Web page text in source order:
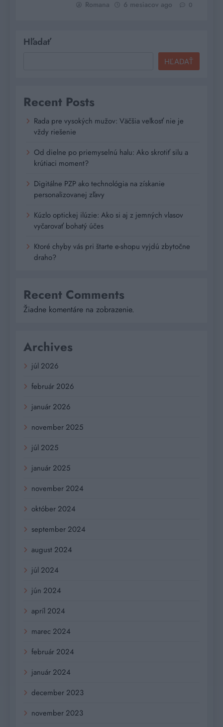
Romana 6 mesiacov ago 0
Hľadať
HĽADAŤ
Recent Posts
Rada pre vysokých mužov: Väčšia veľkosť nie je
vždy riešenie
Od dielne po priemyselnú halu: Ako skrotiť silu a
krútiaci moment?
Digitálne PZP ako technológia na získanie
personalizovanej zľavy
Kúzlo optickej ilúzie: Ako si aj z jemných vlasov
vyčarovať bohatý účes
Ktoré chyby vás pri štarte e-shopu vyjdú zbytočne
draho?
Recent Comments
Žiadne komentáre na zobrazenie.
Archives
júl 2026
február 2026
január 2026
november 2025
júl 2025
január 2025
november 2024
október 2024
september 2024
august 2024
júl 2024
jún 2024
apríl 2024
marec 2024
február 2024
január 2024
december 2023
november 2023